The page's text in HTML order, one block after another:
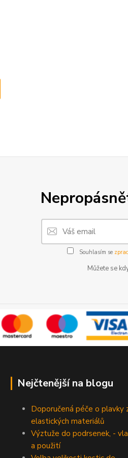
Souhlasím se
Můžete se
Nejčtenější na blogu
Doporučená péče o plavky
elastických materiálů
Výztuže do podrsenek, -
a použití